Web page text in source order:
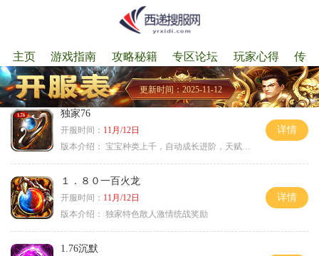
主页 游戏指南 攻略秘籍 专区论坛 玩家心得 传
更新时间：2025-11-12
独家76
开服时间： 11月/12日
版本介绍： 宝宝种类上千，自动成长进阶，天赋培养
详情
１．８０一百火龙
开服时间： 11月/12日
版本介绍： 独家特色散人激情统战奖励
详情
1.76沉默